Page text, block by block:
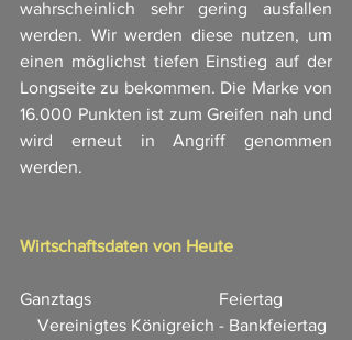
wahrscheinlich sehr gering ausfallen
werden. Wir werden diese nutzen, um
einen möglichst tiefen Einstieg auf der
Longseite zu bekommen. Die Marke von
16.000 Punkten ist zum Greifen nah und
wird erneut in Angriff genommen
werden.
Wirtschaftsdaten von Heute
Ganztags                             Feiertag
    Vereinigtes Königreich - Bankfeiertag